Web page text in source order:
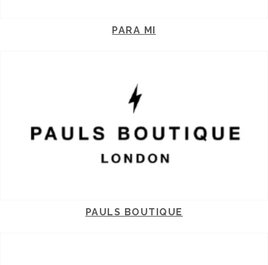
PARA MI
PAULS BOUTIQUE